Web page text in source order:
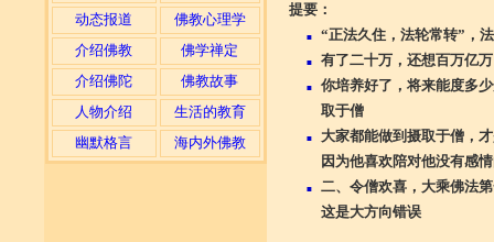
动态报道
佛教心理学
介绍佛教
佛学禅定
介绍佛陀
佛教故事
人物介绍
生活的教育
幽默格言
海内外佛教
提要：
■ “正法久住，法轮常转”，
■ 有了二十万，还想百万亿
■ 你培养好了，将来能度多
取于僧
■ 大家都能做到摄取于僧，
因为他喜欢陪对他没有感情
■ 二、令僧欢喜，大乘佛法
这是大方向错误